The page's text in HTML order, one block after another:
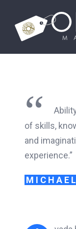
contenido
“
of skills,
and
experience.”
MICHAEL